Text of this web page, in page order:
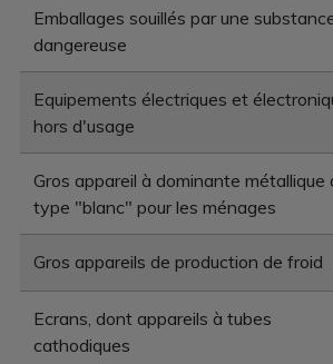
Emballages souillés par une
dangereuse
Equipements électriques et
hors d'usage
Gros appareil à dominante métallique
type "blanc" pour les ménages
Gros appareils de production de froid
Ecrans, dont appareils à tubes
cathodiques